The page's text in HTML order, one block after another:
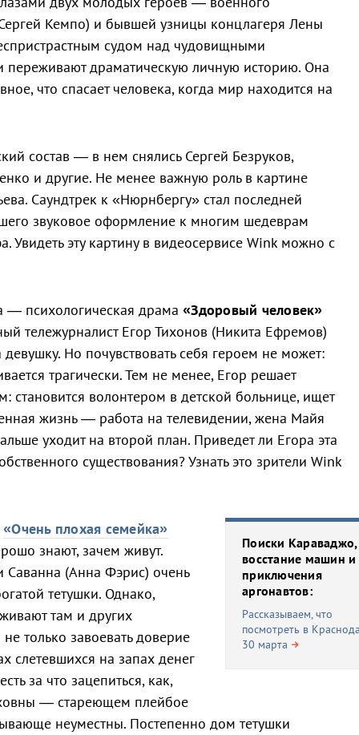
Кемпо) и бывшей узницы концлагеря Лены
судом над чудовищными
драматическую личную историю. Она
что спасает человека, когда мир находится на
состав — в нем снялись Сергей Безруков,
и другие. Не менее важную роль в картине
Саундтрек к «Нюрнбергу» стал последней
звуковое оформление к многим шедеврам
Увидеть эту картину в видеосервисе Wink можно с
— психологическая драма «Здоровый человек»
тележурналист Егор Тихонов (Никита Ефремов)
девушку. Но почувствовать себя героем не может:
трагически. Тем не менее, Егор решает
становится волонтером в детской больнице, ищет
жизнь — работа на телевидении, жена Майя
уходит на второй план. Приведет ли Егора эта
существования? Узнать это зрители Wink
Поиски Караваджо,
восстание машин и
приключения
аргонавтов:
Рассказываем, что
посмотреть в
30 марта
«Очень плохая семейка»
знают, зачем живут.
Саванна (Анна Фэрис) очень
тетушки. Однако,
там и других
только завоевать доверие
слетевшихся на запах денег
за что зацепиться, как,
— стареющем плейбое
неуместны. Постепенно дом тетушки